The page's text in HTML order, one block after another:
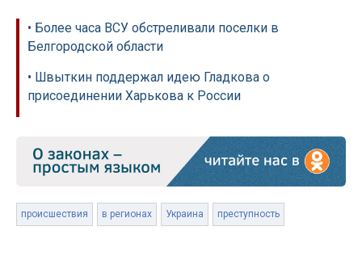
• Более часа ВСУ обстреливали поселки в
Белгородской области
• Швыткин поддержал идею Гладкова о
присоединении Харькова к России
происшествия в регионах Украина преступность